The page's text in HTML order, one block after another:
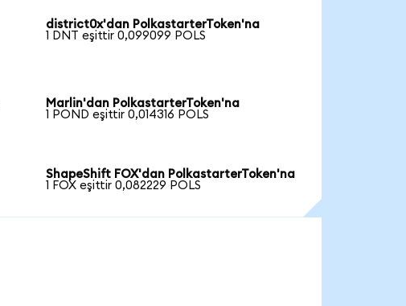
district0x'dan PolkastarterToken'na
1 DNT eşittir 0,099099 POLS
Marlin'dan PolkastarterToken'na
1 POND eşittir 0,014316 POLS
ShapeShift FOX'dan PolkastarterToken'na
1 FOX eşittir 0,082229 POLS